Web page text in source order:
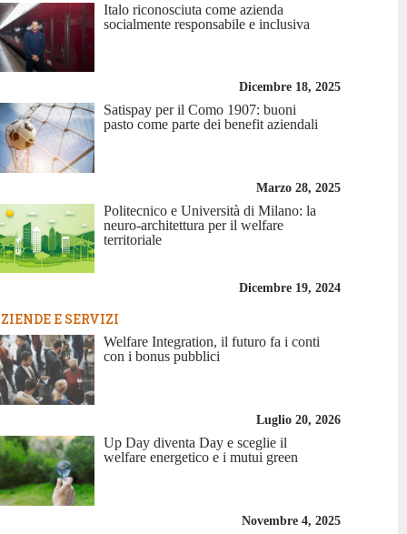
Italo riconosciuta come azienda
socialmente responsabile e inclusiva
Dicembre 18, 2025
Satispay per il Como 1907: buoni
pasto come parte dei benefit aziendali
Marzo 28, 2025
Politecnico e Università di Milano: la
neuro-architettura per il welfare
territoriale
Dicembre 19, 2024
E SERVIZI
Welfare Integration, il futuro fa i conti
con i bonus pubblici
Luglio 20, 2026
Up Day diventa Day e sceglie il
welfare energetico e i mutui green
Novembre 4, 2025